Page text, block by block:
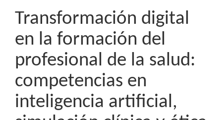
Transformación digital
en la formación del
profesional de la salud:
competencias en
inteligencia artificial,